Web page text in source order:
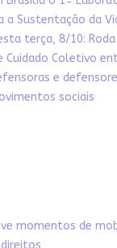
a Sustentação da
terça, 8/10: Roda
Cuidado Coletivo
e
sociais
momentos de